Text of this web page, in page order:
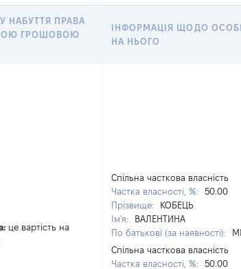
НАБУТТЯ ПРАВА
ГРОШОВОЮ
ІНФОРМАЦІЯ ЩОДО
НА НЬОГО
це вартість на
Спільна часткова власність
Частка власності, %:
50.00
Прізвище:
КОБЕЦЬ
Ім'я:
ВАЛЕНТИНА
По батькові (за наявності):
Спільна часткова власність
Частка власності, %:
50.00